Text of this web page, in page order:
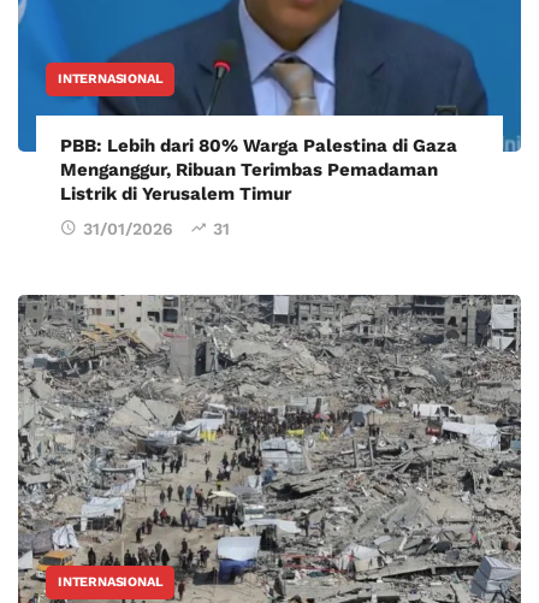
INTERNASIONAL
PBB: Lebih dari 80% Warga Palestina di Gaza
Menganggur, Ribuan Terimbas Pemadaman
Listrik di Yerusalem Timur
31/01/2026 31
INTERNASIONAL